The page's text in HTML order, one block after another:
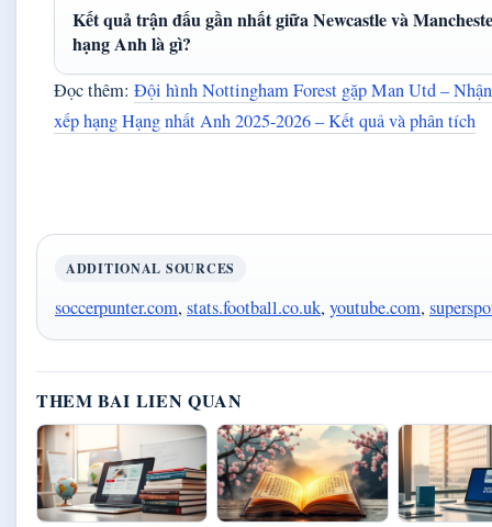
Kết quả trận đấu gần nhất giữa Newcastle và
hạng Anh là gì?
Đọc thêm: Đội hình Nottingham Forest gặp Man Utd –
xếp hạng Hạng nhất Anh 2025-2026 – Kết quả và phân tích
ADDITIONAL SOURCES
soccerpunter.com, stats.football.co.uk, youtube.com,
THEM BAI LIEN QUAN